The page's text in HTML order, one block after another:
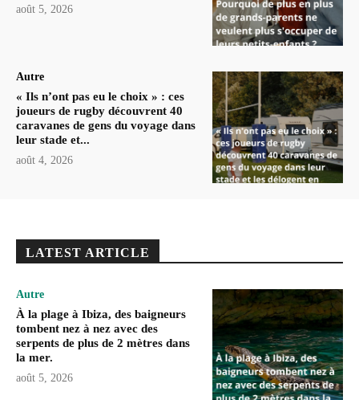
août 5, 2026
Autre
« Ils n’ont pas eu le choix » : ces
joueurs de rugby découvrent 40
caravanes de gens du voyage dans
leur stade et...
août 4, 2026
LATEST ARTICLE
Autre
À la plage à Ibiza, des baigneurs
tombent nez à nez avec des
serpents de plus de 2 mètres dans
la mer.
août 5, 2026